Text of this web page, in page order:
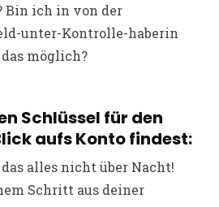
Bin ich in von der
unter-Kontrolle-haberin
möglich?
Schlüssel für den
aufs Konto findest:
alles nicht über Nacht!
Schritt aus deiner